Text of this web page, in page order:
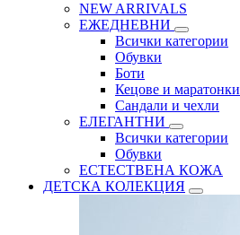
NEW ARRIVALS
ЕЖЕДНЕВНИ
Всички категории
Обувки
Боти
Кецове и маратонки
Сандали и чехли
ЕЛЕГАНТНИ
Всички категории
Обувки
ЕСТЕСТВЕНА КОЖА
ДЕТСКА КОЛЕКЦИЯ